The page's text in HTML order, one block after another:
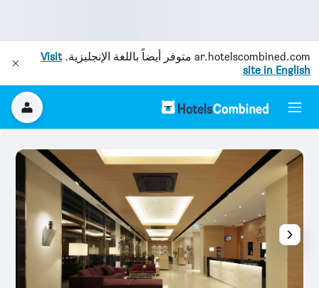
ar.hotelscombined.com متوفر أيضاً باللغة الإنجليزية.Visit
site in English